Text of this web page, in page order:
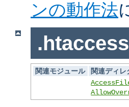
ンの動作法
関連モジュール
関連ディレ